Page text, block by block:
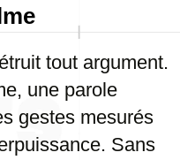
tout argument.
une parole
gestes mesurés
Sans